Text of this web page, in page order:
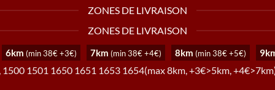
ZONES DE LIVRAISON
ZONES DE LIVRAISON
6km (min 38€ +3€) 7km (min 38€ +4€) 8km (min 38€ +5€)
, 1500 1501 1650 1651 1653 1654(max 8km, +3€>5km,